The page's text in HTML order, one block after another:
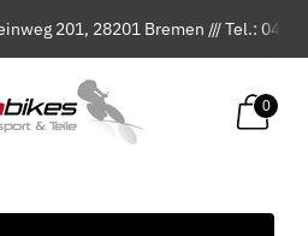
201, 28201 Bremen /// Tel.:
0